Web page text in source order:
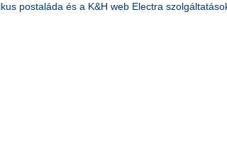
postaláda és a K&H web Electra